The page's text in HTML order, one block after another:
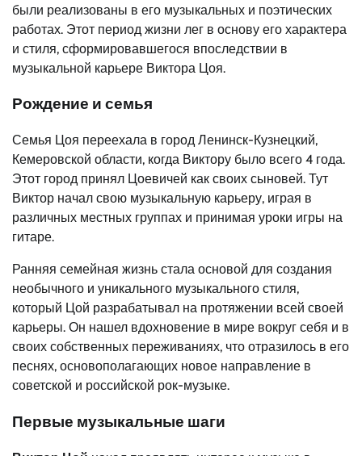
были реализованы в его музыкальных и поэтических
работах. Этот период жизни лег в основу его характера
и стиля, сформировавшегося впоследствии в
музыкальной карьере Виктора Цоя.
Рождение и семья
Семья Цоя переехала в город Ленинск-Кузнецкий,
Кемеровской области, когда Виктору было всего 4 года.
Этот город принял Цоевичей как своих сыновей. Тут
Виктор начал свою музыкальную карьеру, играя в
различных местных группах и принимая уроки игры на
гитаре.
Ранняя семейная жизнь стала основой для создания
необычного и уникального музыкального стиля,
который Цой разрабатывал на протяжении всей своей
карьеры. Он нашел вдохновение в мире вокруг себя и в
своих собственных переживаниях, что отразилось в его
песнях, основополагающих новое направление в
советской и российской рок-музыке.
Первые музыкальные шаги